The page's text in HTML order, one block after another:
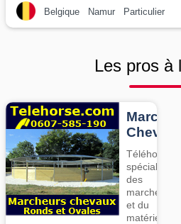
Belgique Namur Particulier
Les pros à
Chevaux
Téléhorse,
spécialiste
des
marcheurs
et du
matériel